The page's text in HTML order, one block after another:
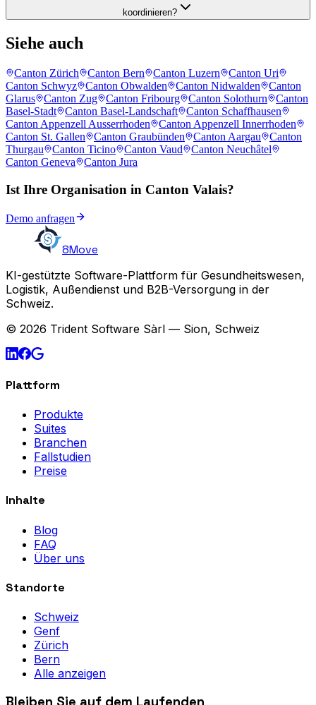
koordinieren?
Siehe auch
Canton Zürich Canton Bern Canton Luzern
Canton Uri
Canton Schwyz
Canton Obwalden Canton Nidwalden
Canton
Glarus
Canton Zug Canton Fribourg Canton Solothurn
Canton
Basel-Stadt
Canton Basel-Landschaft
Canton Schaffhausen
Canton Appenzell Ausserrhoden
Canton Appenzell Innerrhoden
Canton St. Gallen
Canton Graubünden Canton Aargau
Canton
Thurgau
Canton Ticino Canton Vaud
Canton Neuchâtel
Canton Geneva
Canton Jura
Ist Ihre Organisation in Canton Valais?
Demo anfragen
8Move
KI-gestützte Software-Plattform für Gesundheitswesen,
Logistik, Außendienst und B2B-Versorgung in der
Schweiz.
© 2026 Trident Software Sàrl — Sion, Schweiz
Plattform
Produkte
Suites
Branchen
Fallstudien
Preise
Inhalte
Blog
FAQ
Über uns
Standorte
Schweiz
Genf
Zürich
Bern
Alle anzeigen
Bleiben Sie auf dem Laufenden